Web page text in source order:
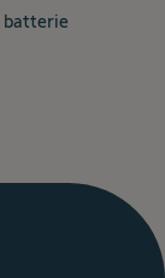
batterie